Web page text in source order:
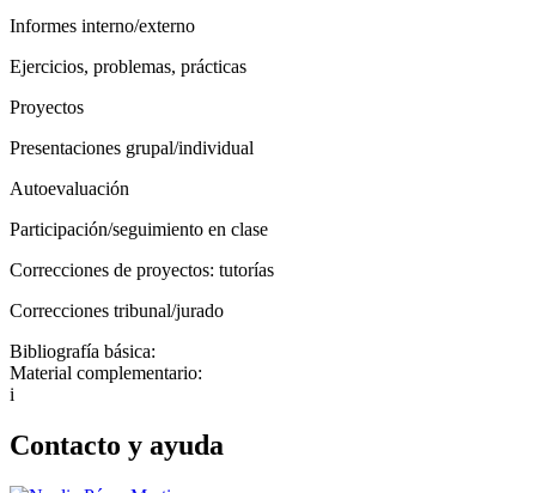
Informes interno/externo
Ejercicios, problemas, prácticas
Proyectos
Presentaciones grupal/individual
Autoevaluación
Participación/seguimiento en clase
Correcciones de proyectos: tutorías
Correcciones tribunal/jurado
Bibliografía básica:
Material complementario:
i
Contacto y ayuda